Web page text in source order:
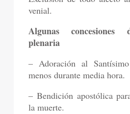
venial.
Algunas concesiones
plenaria
– Adoración al
menos durante media hora.
– Bendición apostólica
la muerte.